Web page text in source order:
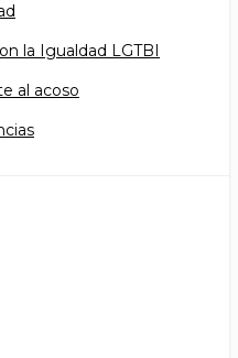
la Igualdad LGTBI
al acoso